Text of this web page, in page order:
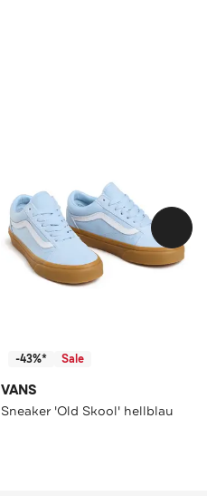
-43%* Sale
VANS
Sneaker 'Old Skool' hellblau